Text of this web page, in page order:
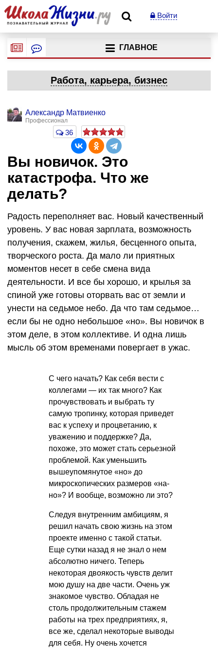
Войти
ГЛАВНОЕ
Работа, карьера, бизнес
Александр Матвиенко
Профессионал
36
Вы новичок. Это
катастрофа. Что же
делать?
Радость переполняет вас. Новый качественный
уровень. У вас новая зарплата, возможность
получения, скажем, жилья, бесценного опыта,
творческого роста. Да мало ли приятных
моментов несет в себе смена вида
деятельности. И все бы хорошо, и крылья за
спиной уже готовы оторвать вас от земли и
унести на седьмое небо. Да что там седьмое…
если бы не одно небольшое «но». Вы новичок в
этом деле, в этом коллективе. И одна лишь
мысль об этом временами повергает в ужас.
С чего начать? Как себя вести с
коллегами — их так много? Как
прочувствовать и выбрать ту
самую тропинку, которая приведет
вас к успеху и процветанию, к
уважению и поддержке? Да,
похоже, это может стать серьезной
проблемой. Как уменьшить
вышеупомянутое «но» до
микроскопических размеров «на-
но»? И вообще, возможно ли это?
Следуя внутренним амбициям, я
решил начать свою жизнь на этом
проекте именно с такой статьи.
Еще сутки назад я не знал о нем
абсолютно ничего. Теперь
некоторая двоякость чувств делит
мою душу на две части. Очень уж
знакомое чувство. Обладая не
столь продолжительным стажем
работы на трех предприятиях, я,
все же, сделал некоторые выводы
для себя. Ну очень хочется